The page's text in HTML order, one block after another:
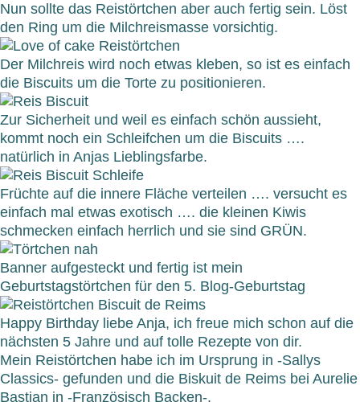
Nun sollte das Reistörtchen aber auch fertig sein. Löst
den Ring um die Milchreismasse vorsichtig.
Der Milchreis wird noch etwas kleben, so ist es einfach
die Biscuits um die Torte zu positionieren.
Zur Sicherheit und weil es einfach schön aussieht,
kommt noch ein Schleifchen um die Biscuits ….
natürlich in Anjas Lieblingsfarbe.
Früchte auf die innere Fläche verteilen …. versucht es
einfach mal etwas exotisch …. die kleinen Kiwis
schmecken einfach herrlich und sie sind GRÜN.
Banner aufgesteckt und fertig ist mein
Geburtstagstörtchen für den 5. Blog-Geburtstag
Happy Birthday liebe Anja, ich freue mich schon auf die
nächsten 5 Jahre und auf tolle Rezepte von dir.
Mein Reistörtchen habe ich im Ursprung in -Sallys
Classics- gefunden und die Biskuit de Reims bei Aurelie
Bastian in -Französisch Backen-.